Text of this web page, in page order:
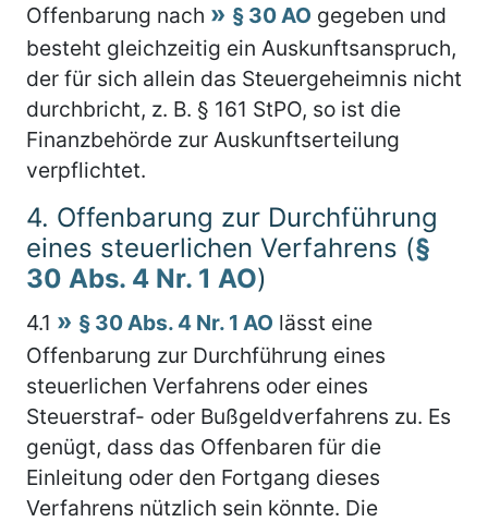
Offenbarung nach
§ 30 AO gegeben und
besteht gleichzeitig ein Auskunftsanspruch,
der für sich allein das Steuergeheimnis nicht
durchbricht, z. B. § 161 StPO, so ist die
Finanzbehörde zur Auskunftserteilung
verpflichtet.
4. Offenbarung zur Durchführung
eines steuerlichen Verfahrens (§
30 Abs. 4 Nr. 1 AO)
4.1 § 30 Abs. 4 Nr. 1 AO lässt eine
Offenbarung zur Durchführung eines
steuerlichen Verfahrens oder eines
Steuerstraf- oder Bußgeldverfahrens zu. Es
genügt, dass das Offenbaren für die
Einleitung oder den Fortgang dieses
Verfahrens nützlich sein könnte. Die